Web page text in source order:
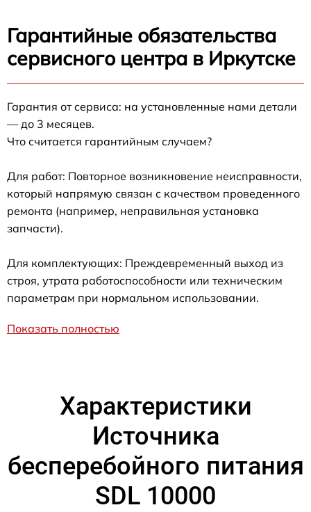
Гарантийные обязательства
сервисного центра в Иркутске
Гарантия от сервиса: на установленные нами детали
— до 3 месяцев.
Что считается гарантийным случаем?
Для работ: Повторное возникновение неисправности,
который напрямую связан с качеством проведенного
ремонта (например, неправильная установка
запчасти).
Для комплектующих: Преждевременный выход из
строя, утрата работоспособности или техническим
параметрам при нормальном использовании.
Показать полностью
Характеристики
Источника
бесперебойного питания
SDL 10000